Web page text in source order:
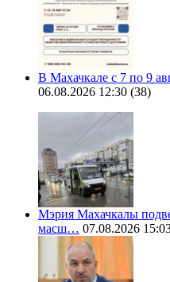
В Махачкале с 7 по 9
06.08.2026 12:30 (38)
Мэрия Махачкалы
масш… 07.08.2026